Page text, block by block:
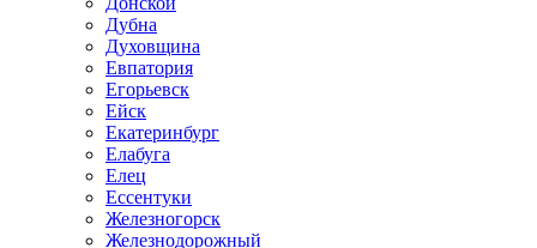
Дубна
Духовщина
Евпатория
Егорьевск
Ейск
Екатеринбург
Елабуга
Елец
Ессентуки
Железногорск
Железнодорожный